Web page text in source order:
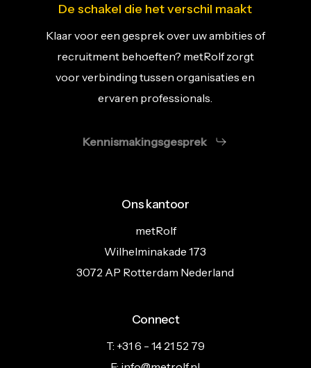
De schakel die het verschil maakt
Klaar voor een gesprek over uw ambities of
recruitment behoeften? metRolf zorgt
voor verbinding tussen organisaties en
ervaren professionals.
Kennismakingsgesprek
Ons kantoor
metRolf
Wilhelminakade 173
3072 AP Rotterdam Nederland
Connect
T: +31 6 - 14 21 52 79